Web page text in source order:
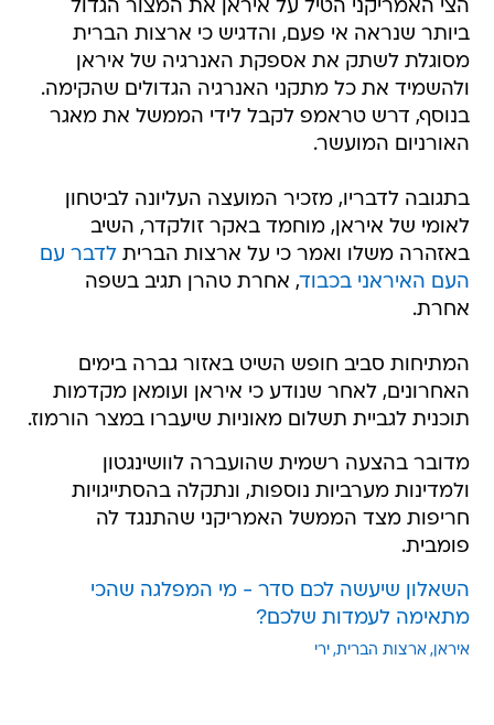
הצי האמריקני הטיל על איראן את המצור הגדול
ביותר שנראה אי פעם, והדגיש כי ארצות הברית
מסוגלת לשתק את אספקת האנרגיה של איראן
ולהשמיד את כל מתקני האנרגיה הגדולים שהקימה.
בנוסף, דרש טראמפ לקבל לידי הממשל את מאגר
האורניום המועשר.
בתגובה לדבריו, מזכיר המועצה העליונה לביטחון
לאומי של איראן, מוחמד באקר זולקדר, השיב
באזהרה משלו ואמר כי על ארצות הבריתלדבר עם
העם האיראני בכבוד, אחרת טהרן תגיב בשפה
אחרת.
המתיחות סביב חופש השיט באזור גברה בימים
האחרונים, לאחר שנודע כי איראן ועומאן מקדמות
תוכנית לגביית תשלום מאוניות שיעברו במצר הורמוז.
מדובר בהצעה רשמית שהועברה לוושינגטון
ולמדינות מערביות נוספות, ונתקלה בהסתייגויות
חריפות מצד הממשל האמריקני שהתנגד לה
פומבית.
השאלון שיעשה לכם סדר - מי המפלגה שהכי
מתאימה לעמדות שלכם?
איראן ארצות הברית ירי